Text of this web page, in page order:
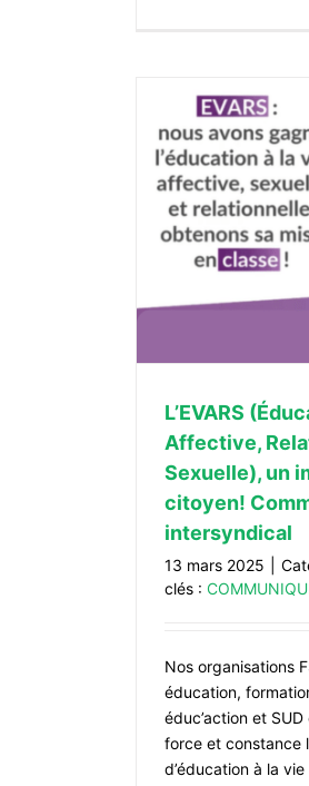
L’EVARS
Affective,
Sexuelle), un
citoyen!
intersyndical
13 mars 2025
clés :
Nos organisations
éducation,
éduc’action et
force et constance
d’éducation à la